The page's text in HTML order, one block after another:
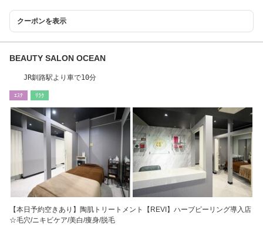
クーポンを表示
BEAUTY SALON OCEAN
JR釧路駅より車で10分
ｴｽﾃ ﾘﾗｸ
【本日予約空きあり】陶肌トリートメント【REVI】ハーブピーリング導入店
☆毛穴/ニキビケア/美白/痩身/脱毛